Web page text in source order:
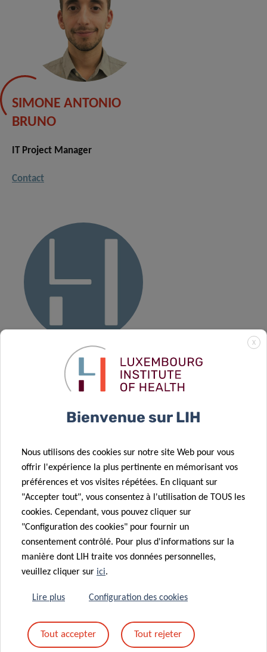
SIMONE ANTONIO
BRUNO
IT Project Manager
Contact
ROMAIN
CALMEL
SOWMYA
GANAPATHY
X
Bienvenue sur LIH
Nous utilisons des cookies sur notre site Web pour vous
offrir l'expérience la plus pertinente en mémorisant vos
préférences et vos visites répétées. En cliquant sur
"Accepter tout", vous consentez à l'utilisation de TOUS les
cookies. Cependant, vous pouvez cliquer sur
"Configuration des cookies" pour fournir un
consentement contrôlé. Pour plus d'informations sur la
manière dont LIH traite vos données personnelles,
veuillez cliquer sur ici.
Lire plus Configuration des cookies
Tout accepter Tout rejeter